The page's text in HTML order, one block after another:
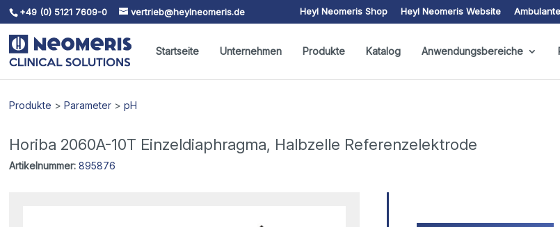
Skip To Content
+49 (0) 5121 7609-0 vertrieb@heylneomeris.de Heyl Neomeris Shop Heyl Neomeris Website
Startseite Unternehmen Produkte Katalog Anwendungsbereiche
Produkte >Parameter >pH
Horiba 2060A-10T Einzeldiaphragma, Halbzelle Referenzelektrode
Artikelnummer: 895876